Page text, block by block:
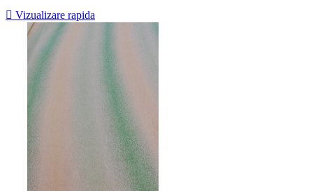
 Vizualizare rapida